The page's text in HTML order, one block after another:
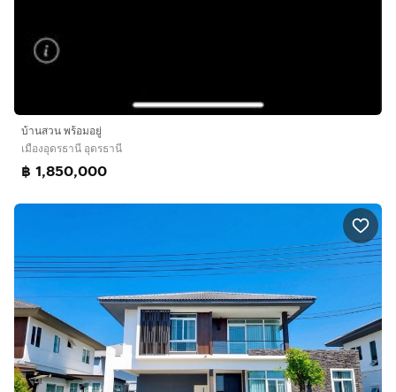
บ้านสวน พร้อมอยู่
เมืองอุดรธานี อุดรธานี
฿ 1,850,000